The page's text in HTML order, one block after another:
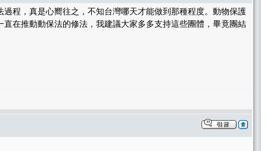
程，真是心嚮往之，不知台灣哪天才能做到那種程度。動物保護
在推動動保法的修法，我建議大家多多支持這些團體，畢竟團結